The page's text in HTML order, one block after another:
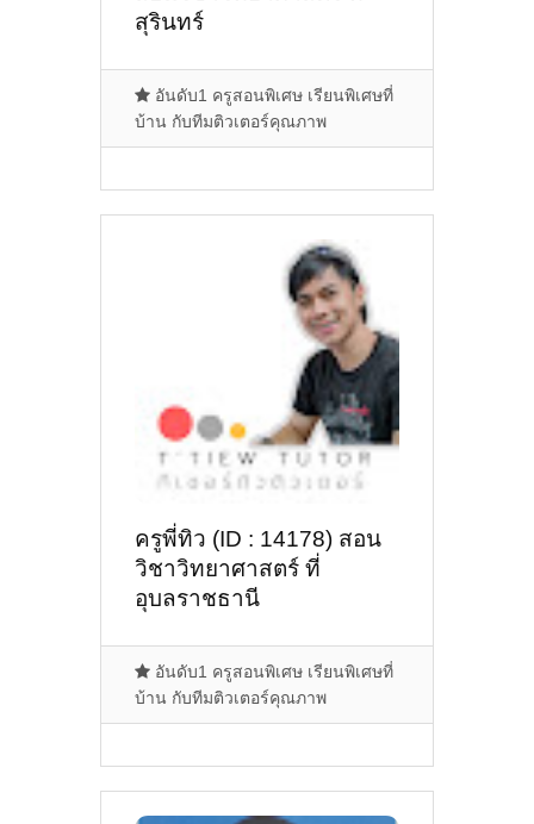
สุรินทร์
อันดับ1 ครูสอนพิเศษ เรียนพิเศษที่
บ้าน กับทีมติวเตอร์คุณภาพ
ครูพี่ทิว (ID : 14178) สอน
วิชาวิทยาศาสตร์ ที่
อุบลราชธานี
อันดับ1 ครูสอนพิเศษ เรียนพิเศษที่
บ้าน กับทีมติวเตอร์คุณภาพ